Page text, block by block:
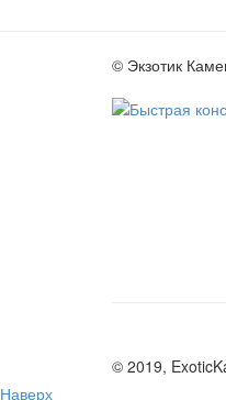
© Экзотик
© 2019,
Наверх